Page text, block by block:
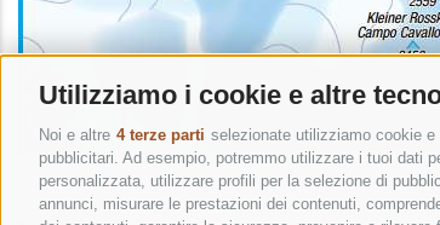
Utilizziamo i cookie e altre
Noi e altre 4 terze parti selezionate utilizziamo cookie
pubblicitari. Ad esempio, potremmo utilizzare i tuoi dati
personalizzata, utilizzare profili per la selezione di
annunci, misurare le prestazioni dei contenuti,